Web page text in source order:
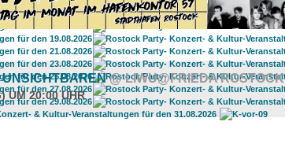
UNSICHTBAREN@ LIWU@FRIEDA ROSTOCK
UM 20:00 UHR